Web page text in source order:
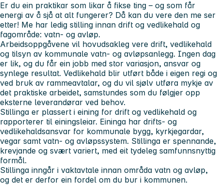
Er du ein praktikar som likar å fikse ting – og som får
energi av å sjå at alt fungerer? Då kan du vere den me ser
etter! Me har ledig stilling innan drift og vedlikehald og
fagområde: vatn- og avløp.
Arbeidsoppgåvene vil hovudsakleg vere drift, vedlikehald
og tilsyn av kommunale vatn- og avløpsanlegg. Ingen dag
er lik, og du får ein jobb med stor variasjon, ansvar og
synlege resultat. Vedlikehald blir utført både i eigen regi og
ved bruk av rammeavtalar, og du vil sjølv utføra mykje av
det praktiske arbeidet, samstundes som du følgjer opp
eksterne leverandørar ved behov.
Stillinga er plassert i eining for drift og vedlikehald og
rapporterer til einingsleiar. Eininga har drifts- og
vedlikehaldsansvar for kommunale bygg, kyrkjegardar,
vegar samt vatn- og avløpssystem. Stillinga er spennande,
krevjande og svært variert, med eit tydeleg samfunnsnyttig
formål.
Stillinga inngår i vaktavtale innan områda vatn og avløp,
og det er derfor ein fordel om du bur i kommunen.